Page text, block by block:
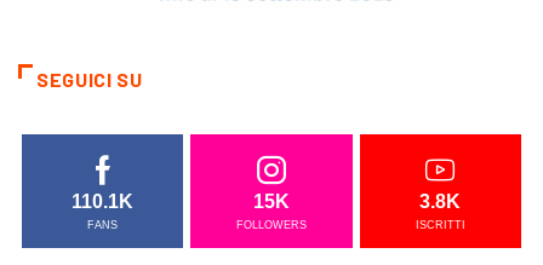
SEGUICI SU
110.1K
FANS
15K
FOLLOWERS
3.8K
ISCRITTI